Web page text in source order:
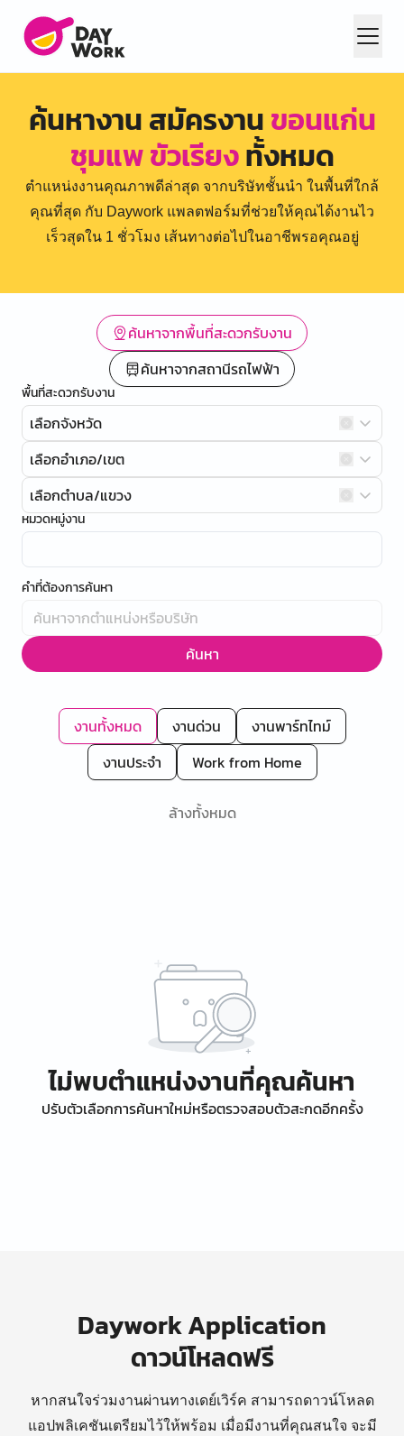
ค้นหางาน สมัครงานขอนแก่น
ชุมแพ ขัวเรียงทั้งหมด
ตำแหน่งงานคุณภาพดีล่าสุด จากบริษัทชั้นนำ ในพื้นที่ใกล้
คุณที่สุด กับ Daywork แพลตฟอร์มที่ช่วยให้คุณได้งานไว
เร็วสุดใน 1 ชั่วโมง เส้นทางต่อไปในอาชีพรอคุณอยู่
ค้นหาจากพื้นที่สะดวกรับงาน
ค้นหาจากสถานีรถไฟฟ้า
พื้นที่สะดวกรับงาน
เลือกจังหวัด
เลือกอำเภอ/เขต
เลือกตำบล/แขวง
หมวดหมู่งาน
คำที่ต้องการค้นหา
ค้นหา
งานทั้งหมด งานด่วน
งานพาร์ทไทม์
งานประจำ
Work from Home
ล้างทั้งหมด
ไม่พบตำแหน่งงานที่คุณค้นหา
ปรับตัวเลือกการค้นหาใหม่หรือตรวจสอบตัวสะกดอีกครั้ง
Daywork Application
ดาวน์โหลดฟรี
หากสนใจร่วมงานผ่านทางเดย์เวิร์ค สามารถดาวน์โหลด
แอปพลิเคชันเตรียมไว้ให้พร้อม เมื่อมีงานที่คุณสนใจ จะมี